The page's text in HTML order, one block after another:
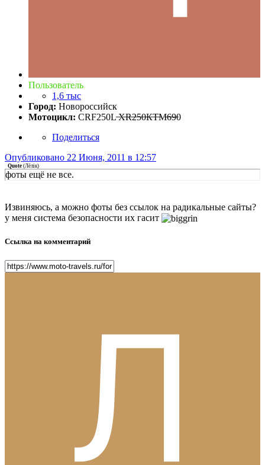
Пользователь
1,6 тыс
Город: Новороссийск
Мотоцикл: CRF250L ̶X̶R̶2̶5̶0̶К̶Т̶M̶6̶9̶0
Поделиться
Опубликовано 22 Июня, 2011 в 12:57
Quote (Лёлiк)
фоты ещё не все.
Извиняюсь, а можно фоты без ссылок на радикальные сайты?
у меня система безопасности их гасит
Ссылка на комментарий